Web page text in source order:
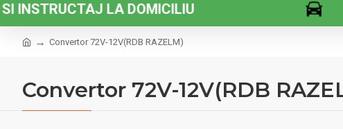
LA DOMICILIU
Convertor 72V-12V(RDB RAZELM)
Convertor 72V-12V(RDB